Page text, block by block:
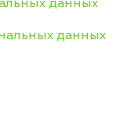
данных